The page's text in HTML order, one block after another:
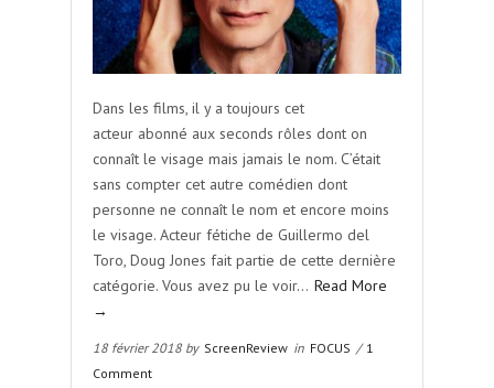
Dans les films, il y a toujours cet
acteur abonné aux seconds rôles dont on
connaît le visage mais jamais le nom. C’était
sans compter cet autre comédien dont
personne ne connaît le nom et encore moins
le visage. Acteur fétiche de Guillermo del
Toro, Doug Jones fait partie de cette dernière
catégorie. Vous avez pu le voir… Read More
→
18 février 2018 by ScreenReview in FOCUS / 1
Comment